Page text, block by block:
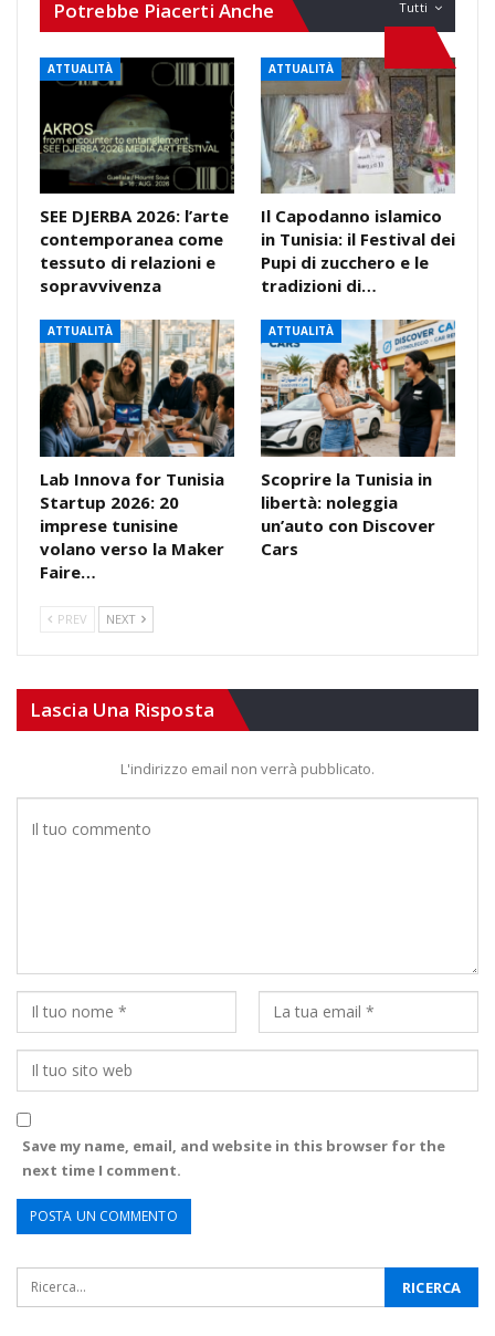
Tutti
Potrebbe Piacerti Anche
ATTUALITÀ
SEE DJERBA 2026: l’arte
contemporanea come
tessuto di relazioni e
sopravvivenza
ATTUALITÀ
Il Capodanno islamico
in Tunisia: il Festival dei
Pupi di zucchero e le
tradizioni di…
ATTUALITÀ
Lab Innova for Tunisia
Startup 2026: 20
imprese tunisine
volano verso la Maker
Faire…
ATTUALITÀ
Scoprire la Tunisia in
libertà: noleggia
un’auto con Discover
Cars
PREV NEXT
Lascia Una Risposta
L'indirizzo email non verrà pubblicato.
Save my name, email, and website in this browser for the
next time I comment.